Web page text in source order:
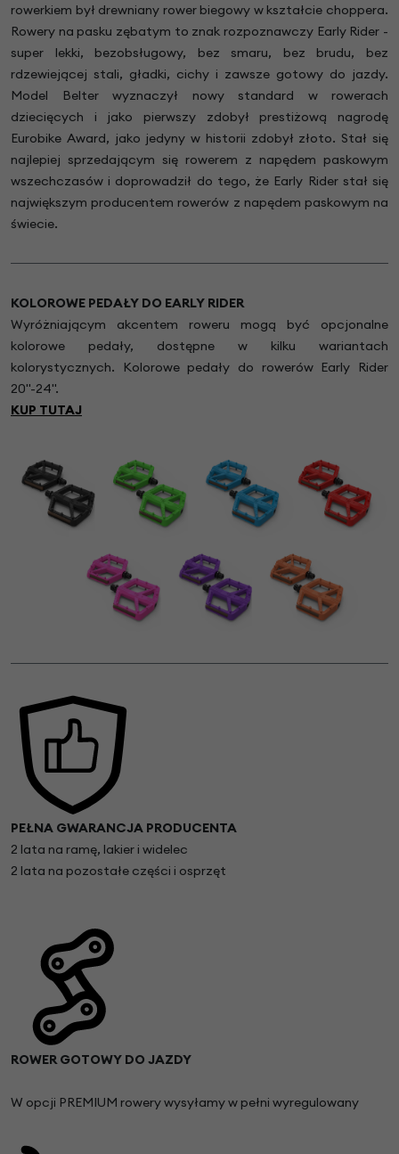
rowerkiem był drewniany rower biegowy w kształcie choppera.
Rowery na pasku zębatym to znak rozpoznawczy Early Rider -
super lekki, bezobsługowy, bez smaru, bez brudu, bez
rdzewiejącej stali, gładki, cichy i zawsze gotowy do jazdy.
Model Belter wyznaczył nowy standard w rowerach
dziecięcych i jako pierwszy zdobył prestiżową nagrodę
Eurobike Award, jako jedyny w historii zdobył złoto. Stał się
najlepiej sprzedającym się rowerem z napędem paskowym
wszechczasów i doprowadził do tego, że Early Rider stał się
największym producentem rowerów z napędem paskowym na
świecie.
KOLOROWE PEDAŁY DO EARLY RIDER
Wyróżniającym akcentem roweru mogą być opcjonalne
kolorowe pedały, dostępne w kilku wariantach
kolorystycznych. Kolorowe pedały do rowerów Early Rider
20"-24".
KUP TUTAJ
PEŁNA GWARANCJA PRODUCENTA
2 lata na ramę, lakier i widelec
2 lata na pozostałe części i osprzęt
ROWER GOTOWY DO JAZDY
W opcji PREMIUM rowery wysyłamy w pełni wyregulowany